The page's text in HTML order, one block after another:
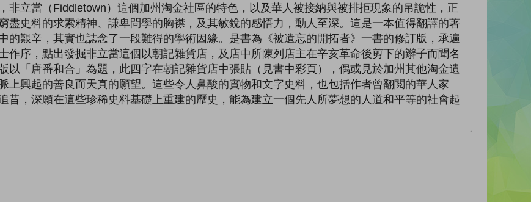
非立當（Fiddletown）這個加州淘金社區的特色，以及華人被接納與被排拒現象的吊詭性，正
盡史料的求索精神、謙卑問學的胸襟，及其敏銳的感悟力，動人至深。這是一本值得翻譯的著
的艱辛，其實也誌念了一段難得的學術因緣。是書為《被遺忘的開拓者》一書的修訂版，承遍
作序，點出發掘非立當這個以朝記雜貨店，及店中所陳列店主在辛亥革命後剪下的辮子而聞名
以「唐番和合」為題，此四字在朝記雜貨店中張貼（見書中彩頁），偶或見於加州其他淘金遺
上興起的善良而天真的願望。這些令人鼻酸的實物和文字史料，也包括作者曾翻閲的華人家
昔，深願在這些珍稀史料基礎上重建的歷史，能為建立一個先人所夢想的人道和平等的社會起